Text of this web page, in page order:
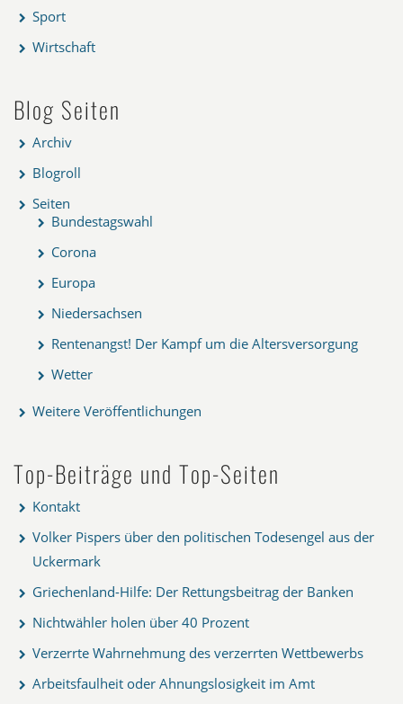
Sport
Wirtschaft
Blog Seiten
Archiv
Blogroll
Seiten
Bundestagswahl
Corona
Europa
Niedersachsen
Rentenangst! Der Kampf um die Altersversorgung
Wetter
Weitere Veröffentlichungen
Top-Beiträge und Top-Seiten
Kontakt
Volker Pispers über den politischen Todesengel aus der
Uckermark
Griechenland-Hilfe: Der Rettungsbeitrag der Banken
Nichtwähler holen über 40 Prozent
Verzerrte Wahrnehmung des verzerrten Wettbewerbs
Arbeitsfaulheit oder Ahnungslosigkeit im Amt